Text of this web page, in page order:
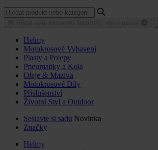
Helmy
Motokrosové Vybavení
Plasty a Polepy
Pneumatiky a Kola
Oleje & Maziva
Motokrosové Díly
Příslušenství
Životní Styl a Outdoor
Sestavte si sadu Novinka
Značky
Helmy